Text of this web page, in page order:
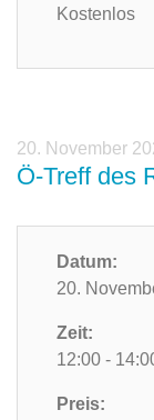
Kostenlos
20. November
Ö-Treff des
Datum:
20.
Zeit:
12:00 -
Preis: